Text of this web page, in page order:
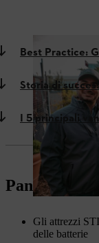
Best Practice:
Storia di
I 5 principali
Gli attrezzi
delle batterie